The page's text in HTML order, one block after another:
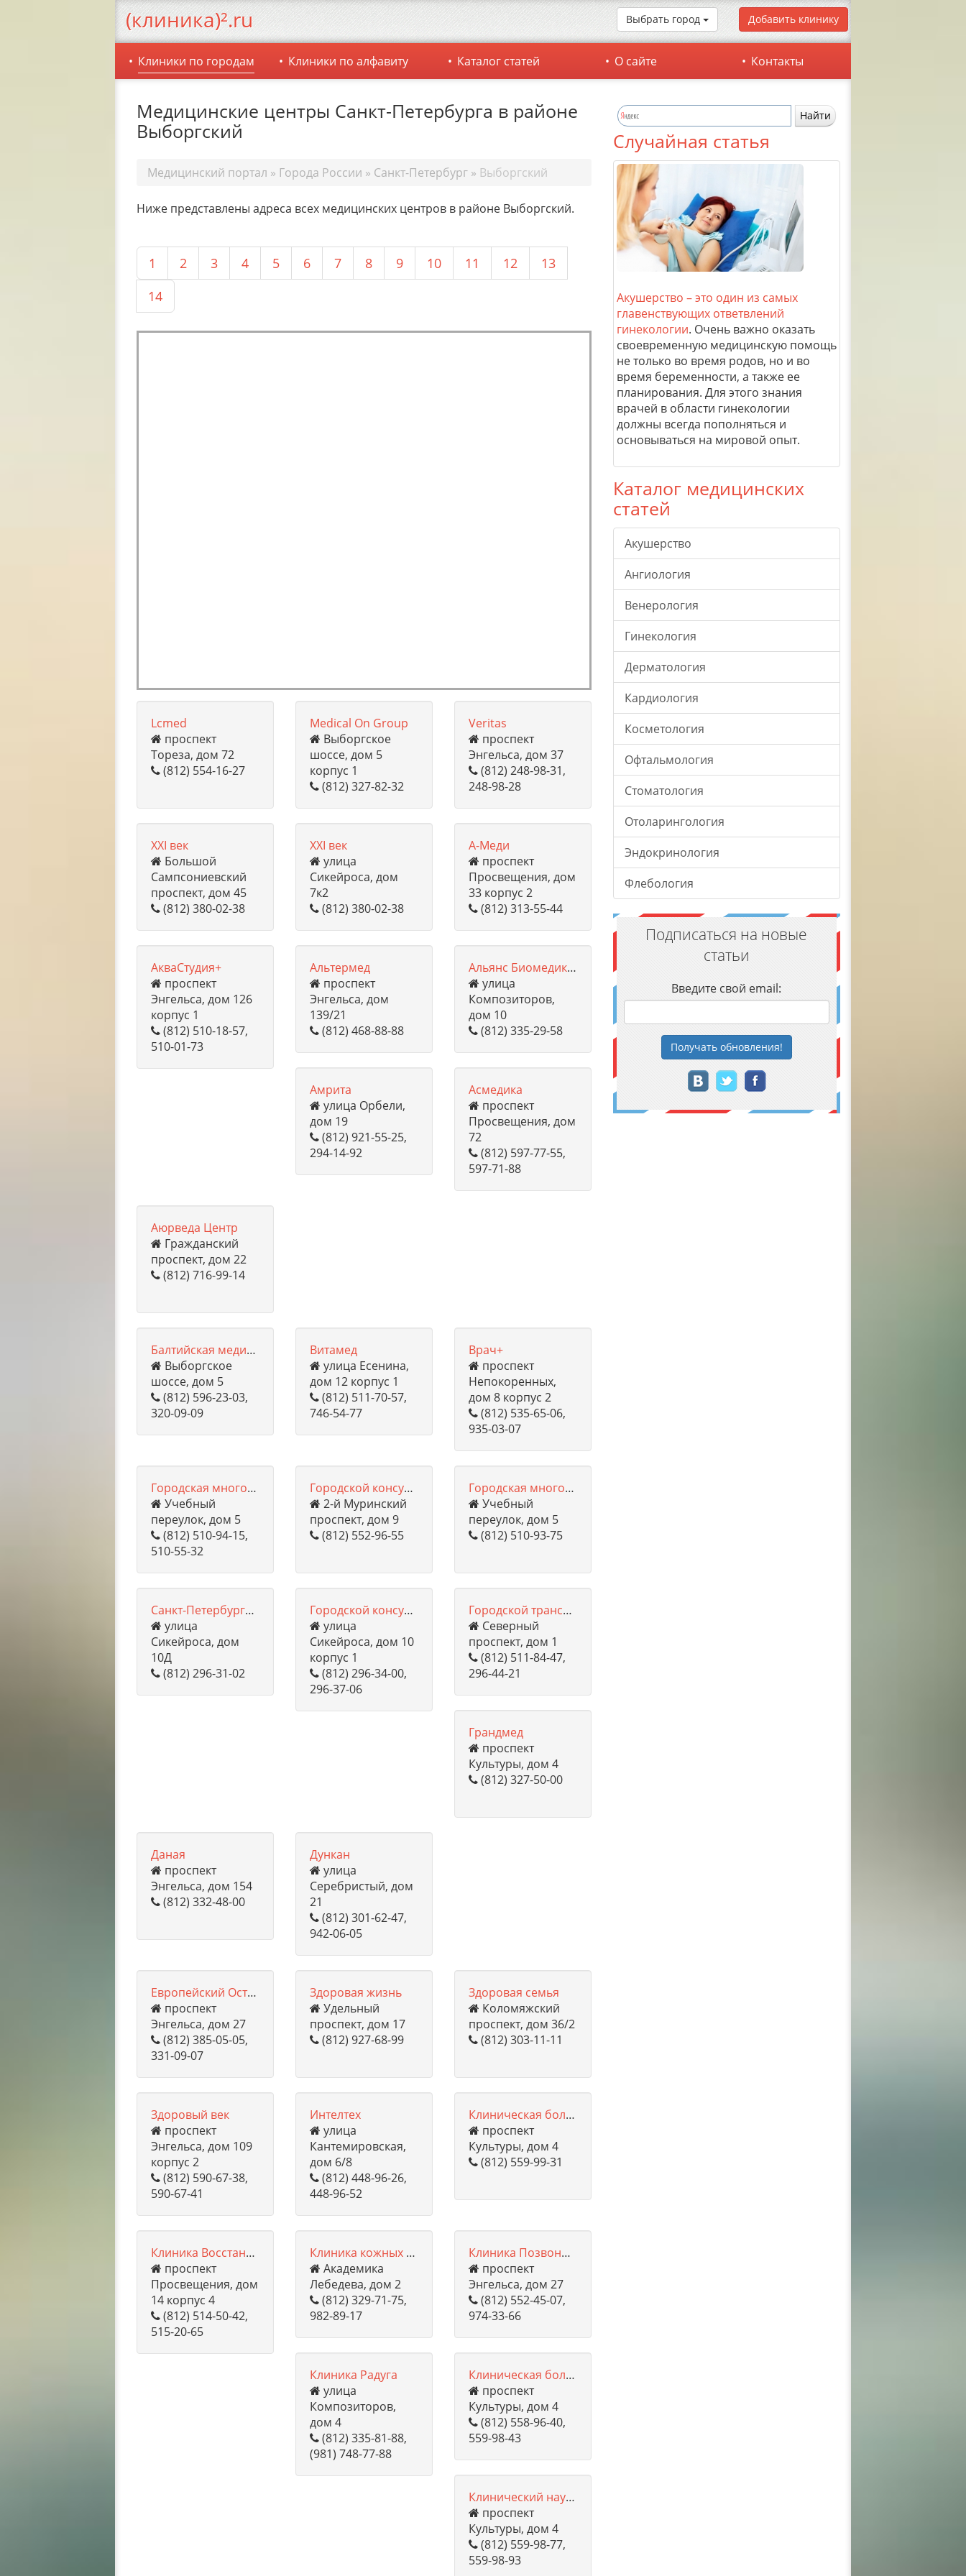
Медицинские центры Санкт-Петербурга в районе
Выборгский
Медицинский портал » Города России » Санкт-Петербург » Выборгский
Ниже представлены адреса всех медицинских центров в районе Выборгский.
1 2 3 4 5 6 7 8 9 10 11 12
13
14
Lcmed
проспект
Тореза, дом 72
(812) 554-16-27
Medical On Group
Выборгское
шоссе, дом 5
корпус 1
(812) 327-82-32
Veritas
проспект
Энгельса, дом 37
(812) 248-98-31,
248-98-28
XXI век
Большой
Сампсониевский
проспект, дом 45
(812) 380-02-38
XXI век
улица
Сикейроса, дом
7к2
(812) 380-02-38
А-Меди
проспект
Просвещения, дом
33 корпус 2
(812) 313-55-44
АкваСтудия+
проспект
Энгельса, дом 126
корпус 1
(812) 510-18-57,
510-01-73
Альтермед
проспект
Энгельса, дом
139/21
(812) 468-88-88
Альянс Биомедикал
улица
Композиторов,
дом 10
(812) 335-29-58
Амрита
улица Орбели,
дом 19
(812) 921-55-25,
294-14-92
Асмедика
проспект
Просвещения, дом
72
(812) 597-77-55,
597-71-88
Аюрведа Центр
Гражданский
проспект, дом 22
(812) 716-99-14
Балтийская медицинская клиника
Выборгское
шоссе, дом 5
(812) 596-23-03,
320-09-09
Витамед
улица Есенина,
дом 12 корпус 1
(812) 511-70-57,
746-54-77
Врач+
проспект
Непокоренных,
дом 8 корпус 2
(812) 535-65-06,
935-03-07
Городская многопрофильная больница №2
Учебный
переулок, дом 5
(812) 510-94-15,
510-55-32
Городской консультативно-диагностический центр №1
2-й Муринский
проспект, дом 9
(812) 552-96-55
Городская многопрофильная больница №2
Учебный
переулок, дом 5
(812) 510-93-75
Санкт-Петербургский территориальный диабетологический центр
улица
Сикейроса, дом
10Д
(812) 296-31-02
Городской консультативно-диагностический центр №1
улица
Сикейроса, дом 10
корпус 1
(812) 296-34-00,
296-37-06
Городской трансфузиологический центр
Северный
проспект, дом 1
(812) 511-84-47,
296-44-21
Грандмед
проспект
Культуры, дом 4
(812) 327-50-00
Даная
проспект
Энгельса, дом 154
(812) 332-48-00
Дункан
улица
Серебристый, дом
21
(812) 301-62-47,
942-06-05
Европейский Остеопатический центр
проспект
Энгельса, дом 27
(812) 385-05-05,
331-09-07
Здоровая жизнь
Удельный
проспект, дом 17
(812) 927-68-99
Здоровая семья
Коломяжский
проспект, дом 36/2
(812) 303-11-11
Здоровый век
проспект
Энгельса, дом 109
корпус 2
(812) 590-67-38,
590-67-41
Интелтех
улица
Кантемировская,
дом 6/8
(812) 448-96-26,
448-96-52
Клиническая больница №122 им. Л.Г. Соколова
проспект
Культуры, дом 4
(812) 559-99-31
Клиника Восстановительной медицины доктора Череминина Д.С.
проспект
Просвещения, дом
14 корпус 4
(812) 514-50-42,
515-20-65
Клиника кожных и венерических болезней военно-медицинской академии им. Кирова С.М.
Академика
Лебедева, дом 2
(812) 329-71-75,
982-89-17
Клиника Позвоночника
проспект
Энгельса, дом 27
(812) 552-45-07,
974-33-66
Клиника Радуга
улица
Композиторов,
дом 4
(812) 335-81-88,
(981) 748-77-88
Клиническая больница №122 им. Л.Г. Соколова
проспект
Культуры, дом 4
(812) 558-96-40,
559-98-43
Клинический научно-исследовательский респираторный центр
проспект
Культуры, дом 4
(812) 559-98-77,
559-98-93
Случайная статья
Акушерство – это один из самых
главенствующих ответвлений
гинекологии. Очень важно оказать
своевременную медицинскую помощь
не только во время родов, но и во
время беременности, а также ее
планирования. Для этого знания
врачей в области гинекологии
должны всегда пополняться и
основываться на мировой опыт.
Каталог медицинских
статей
Акушерство
Ангиология
Венерология
Гинекология
Дерматология
Кардиология
Косметология
Офтальмология
Стоматология
Отоларингология
Эндокринология
Флебология
Подписаться на новые
статьи
Введите свой email:
Получатьобновления!
(клиника)².ru Выбрать город Добавить клинику
Клиники по городам Клиники по алфавиту Каталог статей О сайте Контакты